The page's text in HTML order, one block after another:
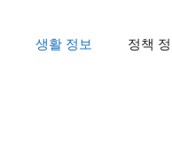
생활 정보 정책